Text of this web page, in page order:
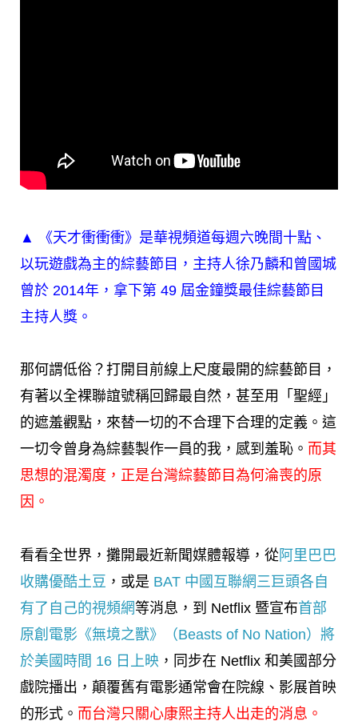
▲ 《天才衝衝衝》是華視頻道每週六晚間十點、
以玩遊戲為主的綜藝節目，主持人徐乃麟和曾國城
曾於 2014年，拿下第 49 屆金鐘獎最佳綜藝節目
主持人獎。
那何謂低俗？打開目前線上尺度最開的綜藝節目，
有著以全裸聯誼號稱回歸最自然，甚至用「聖經」
的遮羞觀點，來替一切的不合理下合理的定義。這
一切令曾身為綜藝製作一員的我，感到羞恥。 而其
思想的混濁度，正是台灣綜藝節目為何淪喪的原
因。
看看全世界，攤開最近新聞媒體報導，從阿里巴巴
收購優酷土豆 ，或是 BAT 中國互聯網三巨頭各自
有了自己的視頻網等消息，到 Netflix 暨宣布首部
原創電影《無境之獸》（Beasts of No Nation）將
於美國時間 16 日上映 ，同步在 Netflix 和美國部分
戲院播出，顛覆舊有電影通常會在院線、影展首映
的形式。 而台灣只關心康熙主持人出走的消息。